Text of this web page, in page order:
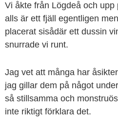
Vi åkte från Lögdeå och upp
alls är ett fjäll egentligen
placerat sisådär ett dussin
snurrade vi runt.
Jag vet att många har
jag gillar dem på något
så stillsamma och
inte riktigt förklara det.